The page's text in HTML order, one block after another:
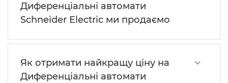
Диференціальні автомати
Schneider Electric ми продаємо
Як отримати найкращу ціну на
Диференціальні автомати